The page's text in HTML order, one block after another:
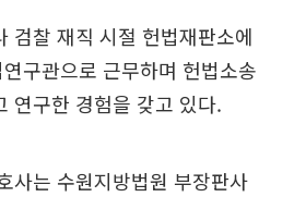
검찰 재직 시절 헌법재판소에
구관으로 근무하며 헌법소송
연구한 경험을 갖고 있다.
사는 수원지방법원 부장판사